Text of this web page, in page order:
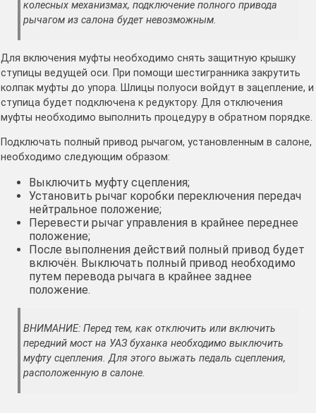
колесных механизмах, подключение полного привода
рычагом из салона будет невозможным.
Для включения муфты необходимо снять защитную крышку
ступицы ведущей оси. При помощи шестигранника закрутить
колпак муфты до упора. Шлицы полуоси войдут в зацепление, и
ступица будет подключена к редуктору. Для отключения
муфты необходимо выполнить процедуру в обратном порядке.
Подключать полный привод рычагом, установленным в салоне,
необходимо следующим образом:
Выключить муфту сцепления;
Установить рычаг коробки переключения передач
нейтральное положение;
Перевести рычаг управления в крайнее переднее
положение;
После выполнения действий полный привод будет
включён. Выключать полный привод необходимо
путем перевода рычага в крайнее заднее
положение.
ВНИМАНИЕ: Перед тем, как отключить или включить
передний мост на УАЗ буханка необходимо выключить
муфту сцепления. Для этого выжать педаль сцепления,
расположенную в салоне.